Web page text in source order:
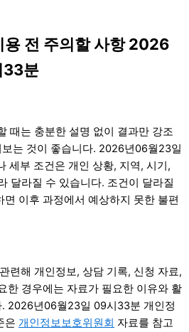
용 전 주의할 사항 2026
33분
때는 충분한 설명 없이 결과만 강조
는 것이 좋습니다. 2026년06월23일
세부 조건은 개인 상황, 지역, 시기,
달라질 수 있습니다. 조건이 달라질
이후 과정에서 예상하지 못한 불편
련해 개인정보, 상담 기록, 신청 자료,
한 경우에는 자료가 필요한 이유와 활
2026년06월23일 09시33분 개인정
은 개인정보보호위원회 자료를 참고